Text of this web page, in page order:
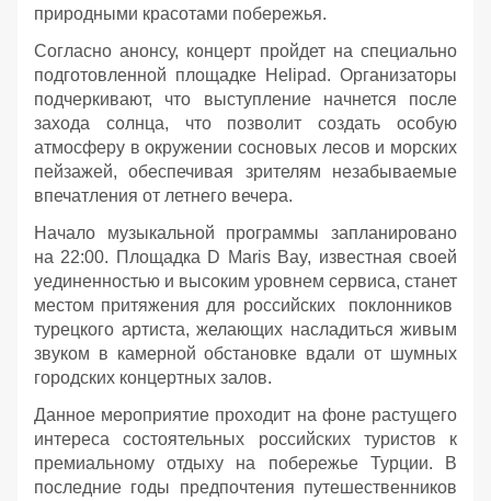
природными красотами побережья.
Согласно анонсу, концерт пройдет на специально
подготовленной площадке Helipad. Организаторы
подчеркивают, что выступление начнется после
захода солнца, что позволит создать особую
атмосферу в окружении сосновых лесов и морских
пейзажей, обеспечивая зрителям незабываемые
впечатления от летнего вечера.
Начало музыкальной программы запланировано
на 22:00. Площадка D Maris Bay, известная своей
уединенностью и высоким уровнем сервиса, станет
местом притяжения для российских поклонников
турецкого артиста, желающих насладиться живым
звуком в камерной обстановке вдали от шумных
городских концертных залов.
Данное мероприятие проходит на фоне растущего
интереса состоятельных российских туристов к
премиальному отдыху на побережье Турции. В
последние годы предпочтения путешественников